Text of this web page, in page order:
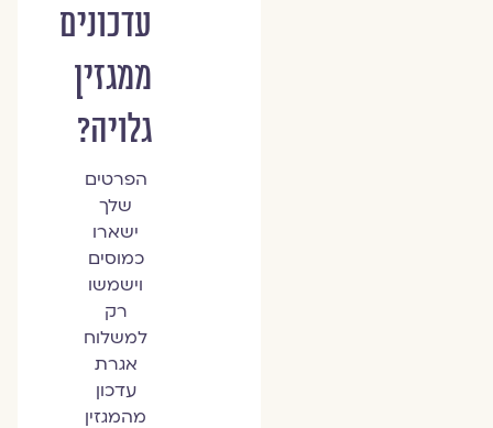
עדכונים
ממגזין
גלויה?
הפרטים
שלך
ישארו
כמוסים
וישמשו
רק
למשלוח
אגרת
עדכון
מהמגזין